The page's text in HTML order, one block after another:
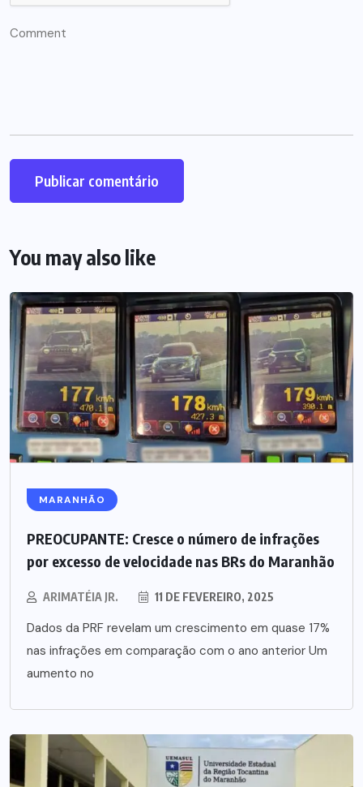
You may also like
MARANHÃO
PREOCUPANTE: Cresce o número de infrações
por excesso de velocidade nas BRs do Maranhão
ARIMATÉIA JR. 11 DE FEVEREIRO, 2025
Dados da PRF revelam um crescimento em quase 17%
nas infrações em comparação com o ano anterior Um
aumento no